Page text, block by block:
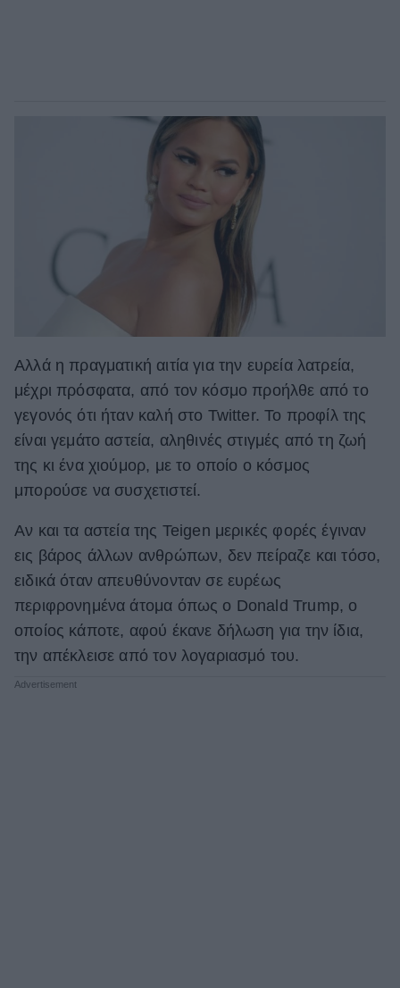
Αλλά η πραγματική αιτία για την ευρεία λατρεία,
μέχρι πρόσφατα, από τον κόσμο προήλθε από το
γεγονός ότι ήταν καλή στο Twitter. Το προφίλ της
είναι γεμάτο αστεία, αληθινές στιγμές από τη ζωή
της κι ένα χιούμορ, με το οποίο ο κόσμος
μπορούσε να συσχετιστεί.
Αν και τα αστεία της Teigen μερικές φορές έγιναν
εις βάρος άλλων ανθρώπων, δεν πείραζε και τόσο,
ειδικά όταν απευθύνονταν σε ευρέως
περιφρονημένα άτομα όπως ο Donald Trump, ο
οποίος κάποτε, αφού έκανε δήλωση για την ίδια,
την απέκλεισε από τον λογαριασμό του.